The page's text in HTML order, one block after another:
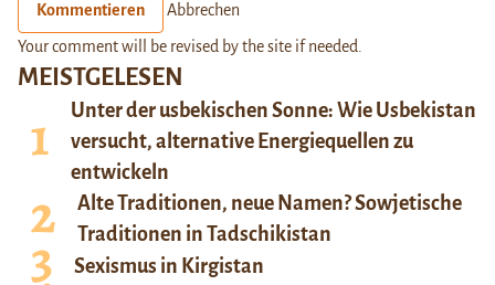
MEISTGELESEN
Unter der usbekischen Sonne: Wie Usbekistan
versucht, alternative Energiequellen zu
entwickeln
Alte Traditionen, neue Namen? Sowjetische
Traditionen in Tadschikistan
Sexismus in Kirgistan
Kommentieren Abbrechen
Your comment will be revised by the site if needed.